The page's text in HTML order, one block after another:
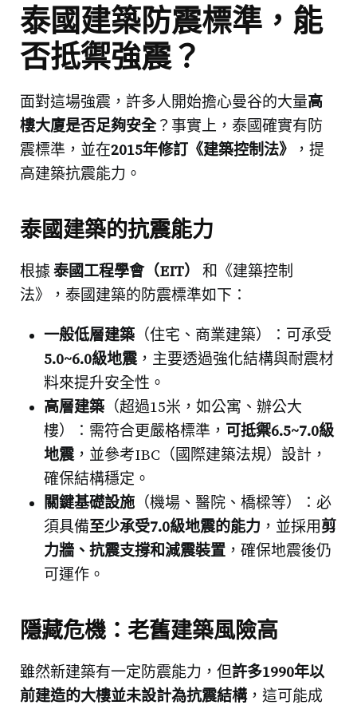
泰國建築防震標準，能
否抵禦強震？
面對這場強震，許多人開始擔心曼谷的大量高
樓大廈是否足夠安全？事實上，泰國確實有防
震標準，並在2015年修訂《建築控制法》
，提
高建築抗震能力。
泰國建築的抗震能力
根據泰國工程學會（EIT）
和《建築控制
法》，泰國建築的防震標準如下：
一般低層建築 （住宅、商業建築）：可承受
5.0~6.0級地震，主要透過強化結構與耐震材
料來提升安全性。
高層建築 （超過15米，如公寓、辦公大
樓）：需符合更嚴格標準， 可抵禦6.5~7.0級
地震，並參考IBC（國際建築法規）設計，
確保結構穩定。
關鍵基礎設施 （機場、醫院、橋樑等）：必
須具備至少承受7.0級地震的能力 ，並採用剪
力牆、抗震支撐和減震裝置 ，確保地震後仍
可運作。
隱藏危機：老舊建築風險高
雖然新建築有一定防震能力，但許多1990年以
前建造的大樓並未設計為抗震結構，這可能成